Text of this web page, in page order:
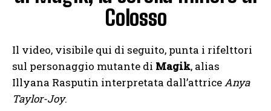
Colosso
Il video, visibile qui di seguito, punta i rifelttori
sul personaggio mutante di Magik, alias
Illyana Rasputin interpretata dall’attriceAnya
Taylor-Joy.